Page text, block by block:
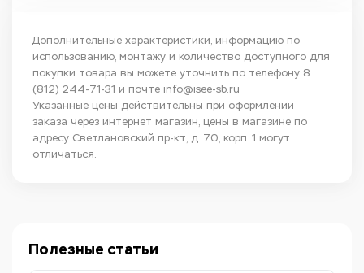
Дополнительные характеристики, информацию по
использованию, монтажу и количество доступного для
покупки товара вы можете уточнить по телефону 8
(812) 244-71-31 и почте info@isee-sb.ru
Указанные цены действительны при оформлении
заказа через интернет магазин, цены в магазине по
адресу Светлановский пр-кт, д. 70, корп. 1 могут
отличаться.
Полезные статьи